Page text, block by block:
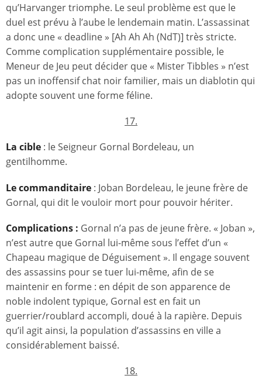
qu’Harvanger triomphe. Le seul problème est que le
duel est prévu à l’aube le lendemain matin. L’assassinat
a donc une « deadline » [Ah Ah Ah (NdT)] très stricte.
Comme complication supplémentaire possible, le
Meneur de Jeu peut décider que « Mister Tibbles » n’est
pas un inoffensif chat noir familier, mais un diablotin qui
adopte souvent une forme féline.
17.
La cible : le Seigneur Gornal Bordeleau, un
gentilhomme.
Le commanditaire : Joban Bordeleau, le jeune frère de
Gornal, qui dit le vouloir mort pour pouvoir hériter.
Complications : Gornal n’a pas de jeune frère. « Joban »,
n’est autre que Gornal lui-même sous l’effet d’un «
Chapeau magique de Déguisement ». Il engage souvent
des assassins pour se tuer lui-même, afin de se
maintenir en forme : en dépit de son apparence de
noble indolent typique, Gornal est en fait un
guerrier/roublard accompli, doué à la rapière. Depuis
qu’il agit ainsi, la population d’assassins en ville a
considérablement baissé.
18.